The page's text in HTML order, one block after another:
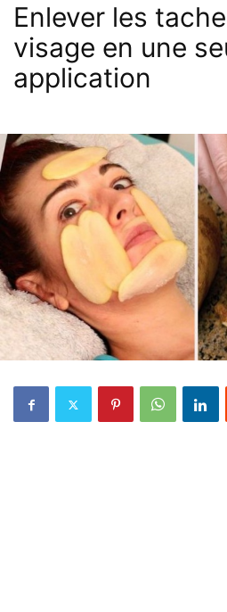
Enlever les
visage en une
application